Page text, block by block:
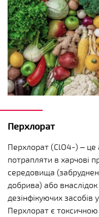
Перхлорат
Перхлорат (ClO4-) – це
потрапляти в харчові
середовища
добрива) або
дезінфікуючих засобів
Перхлорат є